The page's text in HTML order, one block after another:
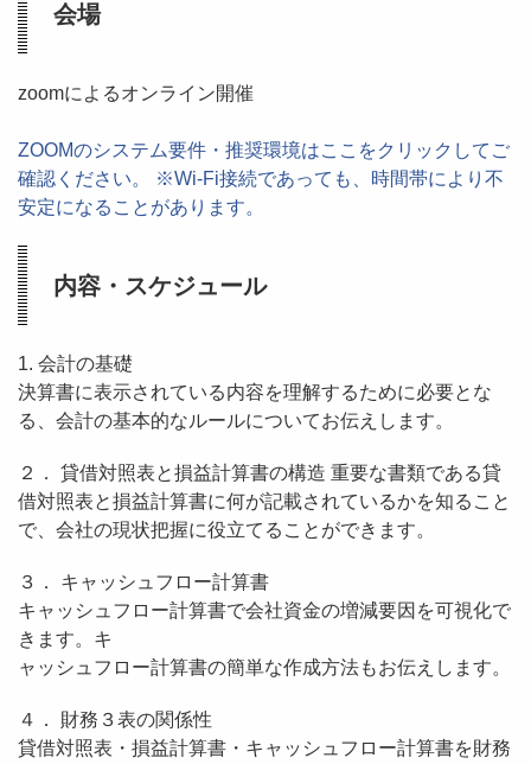
会場
zoomによるオンライン開催
ZOOMのシステム要件・推奨環境はここをクリックしてご
確認ください。 ※Wi-Fi接続であっても、時間帯により不
安定になることがあります。
内容・スケジュール
1. 会計の基礎
決算書に表示されている内容を理解するために必要とな
る、会計の基本的なルールについてお伝えします。
２． 貸借対照表と損益計算書の構造 重要な書類である貸
借対照表と損益計算書に何が記載されているかを知ること
で、会社の現状把握に役立てることができます。
３． キャッシュフロー計算書
キャッシュフロー計算書で会社資金の増減要因を可視化で
きます。キ
ャッシュフロー計算書の簡単な作成方法もお伝えします。
４． 財務３表の関係性
貸借対照表・損益計算書・キャッシュフロー計算書を財務